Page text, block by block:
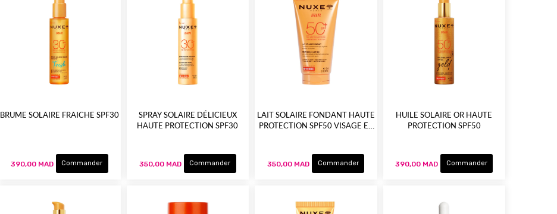
BRUME SOLAIRE FRAICHE SPF30
390,00 MAD Commander
SPRAY SOLAIRE DÉLICIEUX
HAUTE PROTECTION SPF30
350,00 MAD Commander
LAIT SOLAIRE FONDANT HAUTE
PROTECTION SPF50 VISAGE ET
350,00 MAD Commander
HUILE SOLAIRE OR HAUTE
PROTECTION SPF50
390,00 MAD Commander